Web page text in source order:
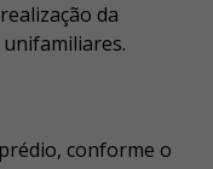
da
conforme o